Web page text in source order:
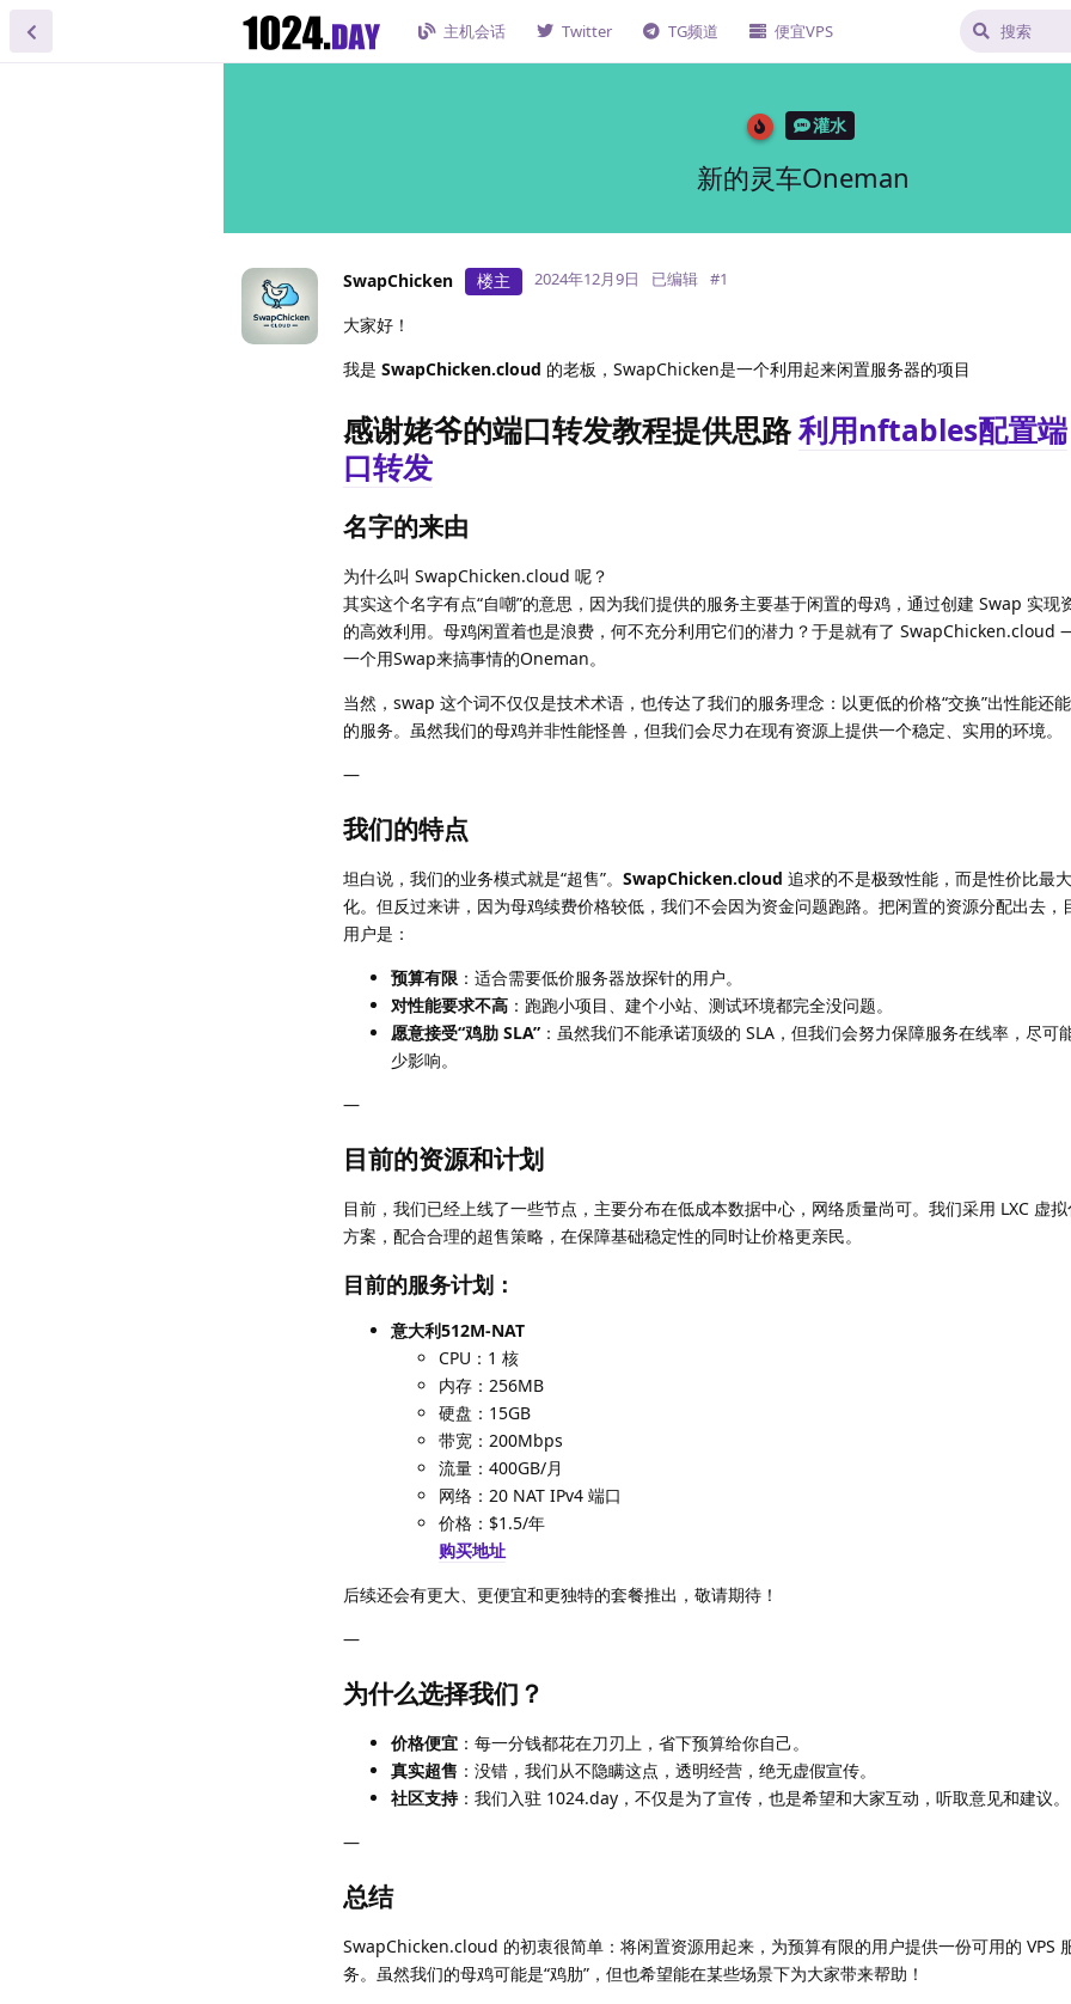
主机会话 Twitter TG频道 便宜VPS
灌水
新的灵车Oneman
SwapChicken 楼主 2024年12月9日 已编辑 #1
大家好！
我是 SwapChicken.cloud 的老板，SwapChicken是一个利用起来闲置服务器的项目
感谢姥爷的端口转发教程提供思路利用nftables配置端
口转发
名字的来由
为什么叫 SwapChicken.cloud 呢？
其实这个名字有点“自嘲”的意思，因为我们提供的服务主要基于闲置的母鸡，通过创建 Swap 实现
的高效利用。母鸡闲置着也是浪费，何不充分利用它们的潜力？于是就有了
一个用Swap来搞事情的Oneman。
当然，swap 这个词不仅仅是技术术语，也传达了我们的服务理念：以更低的价格“交换”出性能还
的服务。虽然我们的母鸡并非性能怪兽，但我们会尽力在现有资源上提供一个稳定、实用的环境。
—
我们的特点
坦白说，我们的业务模式就是“超售”。 SwapChicken.cloud 追求的不是极致性能，而是性价比最大
化。但反过来讲，因为母鸡续费价格较低，我们不会因为资金问题跑路。把闲置的资源分配出去，
用户是：
预算有限 ：适合需要低价服务器放探针的用户。
对性能要求不高 ：跑跑小项目、建个小站、测试环境都完全没问题。
愿意接受“鸡肋 SLA” ：虽然我们不能承诺顶级的 SLA，但我们会努力保障服务在线率，尽可
少影响。
—
目前的资源和计划
目前，我们已经上线了一些节点，主要分布在低成本数据中心，网络质量尚可。我们采用 LXC 虚
方案，配合合理的超售策略，在保障基础稳定性的同时让价格更亲民。
目前的服务计划：
意大利512M-NAT
CPU：1 核
内存：256MB
硬盘：15GB
带宽：200Mbps
流量：400GB/月
网络：20 NAT IPv4 端口
价格：$1.5/年
购买地址
后续还会有更大、更便宜和更独特的套餐推出，敬请期待！
—
为什么选择我们？
价格便宜 ：每一分钱都花在刀刃上，省下预算给你自己。
真实超售 ：没错，我们从不隐瞒这点，透明经营，绝无虚假宣传。
社区支持：我们入驻 1024.day，不仅是为了宣传，也是希望和大家互动，听取意见和建议。
—
总结
SwapChicken.cloud 的初衷很简单：将闲置资源用起来，为预算有限的用户提供一份可用的 VPS
务。虽然我们的母鸡可能是“鸡肋”，但也希望能在某些场景下为大家带来帮助！